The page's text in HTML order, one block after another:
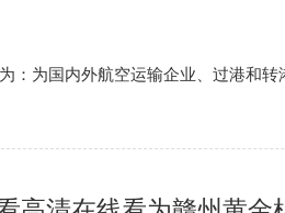
：为国内外航空运输企业、过港和